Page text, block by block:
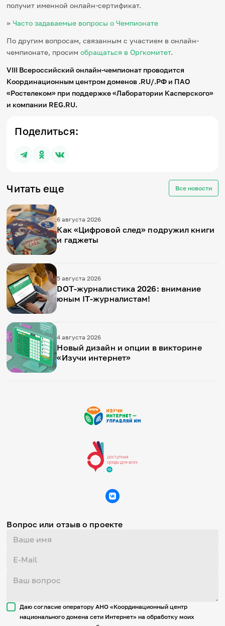
получит именной онлайн-сертификат.
»Часто задаваемые вопросы о Чемпионате
По другим вопросам, связанным с участием в онлайн-
чемпионате, просимобращаться в Оргкомитет.
VIII Всероссийский онлайн-чемпионат проводится
Координационным центром доменов .RU/.РФ и ПАО
«Ростелеком» при поддержке «Лаборатории Касперского»
и компании REG.RU.
Поделиться:
Читать еще Все новости
6 августа 2026
Как «Цифровой след» подружил книги
и гаджеты
5 августа 2026
DOT-журналистика 2026: внимание
юным IT-журналистам!
4 августа 2026
Новый дизайн и опции в викторине
«Изучи интернет»
Вопрос или отзыв о проекте
Даю согласие оператору АНО «Координационный центр
национального домена сети Интернет» на обработку моих